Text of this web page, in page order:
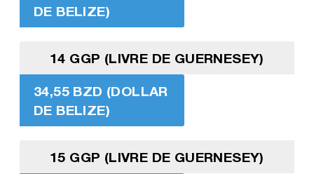
DE BELIZE)
14 GGP (LIVRE DE GUERNESEY)
34,55 BZD (DOLLAR
DE BELIZE)
15 GGP (LIVRE DE GUERNESEY)